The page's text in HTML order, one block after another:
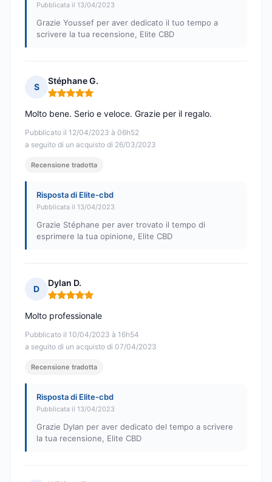
Pubblicata il 13/04/2023
Grazie Youssef per aver dedicato il tuo tempo a
scrivere la tua recensione, Elite CBD
S
Stéphane G.
Nota: 5 su 5
Pubblicato il 12/04/2023 à 06h52
a seguito di un acquisto di 26/03/2023
Molto bene. Serio e veloce. Grazie per il regalo.
Recensione tradotta
Risposta di Elite-cbd
Pubblicata il 13/04/2023
Grazie Stéphane per aver trovato il tempo di
esprimere la tua opinione, Elite CBD
D
Dylan D.
Nota: 5 su 5
Pubblicato il 10/04/2023 à 16h54
a seguito di un acquisto di 07/04/2023
Molto professionale
Recensione tradotta
Risposta di Elite-cbd
Pubblicata il 13/04/2023
Grazie Dylan per aver dedicato del tempo a scrivere
la tua recensione, Elite CBD